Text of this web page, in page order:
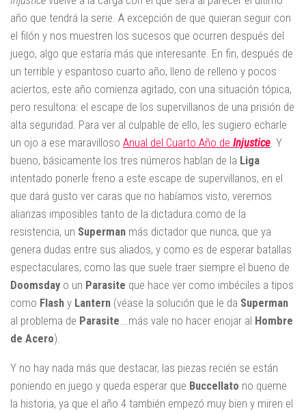
año que tendrá la serie. A excepción de que quieran seguir con
el filón y nos muestren los sucesos que ocurren después del
juego, algo que estaría más que interesante. En fin, después de
un terrible y espantoso cuarto año, lleno de relleno y pocos
aciertos, este año comienza agitado, con una situación tópica,
pero resultona: el escape de los supervillanos de una prisión de
alta seguridad. Para ver al culpable de ello, les sugiero echarle
un ojo a ese maravilloso Anual del Cuarto Año de Injustice. Y
bueno, básicamente los tres números hablan de la Liga
intentado ponerle freno a este escape de supervillanos, en el
que dará gusto ver caras que no habíamos visto, veremos
alianzas imposibles tanto de la dictadura como de la
resistencia, un Superman más dictador que nunca, que ya
genera dudas entre sus aliados, y como es de esperar batallas
espectaculares, como las que suele traer siempre el bueno de
Doomsday o un Parasite que hace ver como imbéciles a tipos
como Flash y Lantern (véase la solución que le da Superman
al problema de Parasite….más vale no hacer enojar al Hombre
de Acero).
Y no hay nada más que destacar, las piezas recién se están
poniendo en juego y queda esperar que Buccellato no queme
la historia, ya que el año 4 también empezó muy bien y miren el